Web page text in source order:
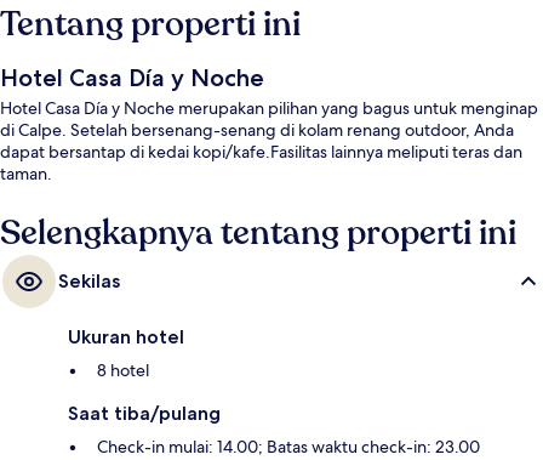
Tentang properti ini
Hotel Casa Día y Noche
Hotel Casa Día y Noche merupakan pilihan yang bagus untuk menginap
di Calpe. Setelah bersenang-senang di kolam renang outdoor, Anda
dapat bersantap di kedai kopi/kafe.Fasilitas lainnya meliputi teras dan
taman.
Selengkapnya tentang properti ini
Sekilas
Ukuran hotel
8 hotel
Saat tiba/pulang
Check-in mulai: 14.00; Batas waktu check-in: 23.00